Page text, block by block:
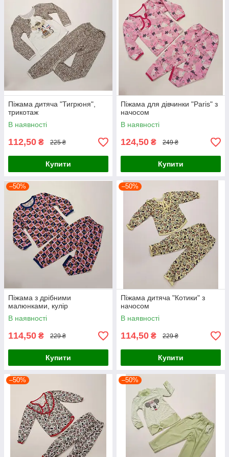
Піжама дитяча "Тигрюня",
трикотаж
В наявності
112,50 ₴ 225 ₴
Купити
Піжама для дівчинки "Paris" з
начосом
В наявності
124,50 ₴ 249 ₴
Купити
–50%
Піжама з дрібними
малюнками, кулір
В наявності
114,50 ₴ 229 ₴
Купити
–50%
Піжама дитяча "Котики" з
начосом
В наявності
114,50 ₴ 229 ₴
Купити
–50% –50%